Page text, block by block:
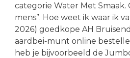
categorie Water Met Smaak.
mens”. Hoe weet ik waar ik
2026) goedkope AH
aardbei-munt online
heb je bijvoorbeeld de